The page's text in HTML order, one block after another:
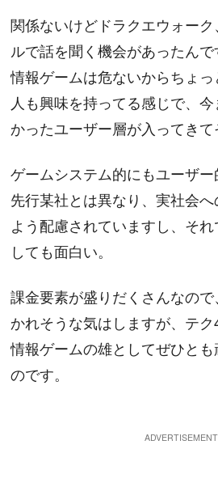
関係ないけどドラクエウォー
ルで話を聞く機会があったん
情報ゲームは危ないからちょ
人も興味を持ってる感じで、
かったユーザー層が入ってきて
ゲームシステム的にもユーザ
先行某社とは異なり、実社会
よう配慮されていますし、そ
しても面白い。
課金要素が盛りだくさんなの
かれそうな気はしますが、テ
情報ゲームの雄としてぜひと
のです。